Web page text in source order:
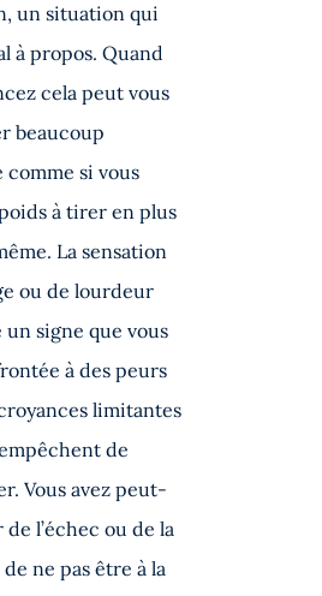
un situation qui
à propos. Quand
cela peut vous
beaucoup
comme si vous
à tirer en plus
La sensation
ou de lourdeur
signe que vous
à des peurs
limitantes
de
Vous avez peut-
l’échec ou de la
ne pas être à la